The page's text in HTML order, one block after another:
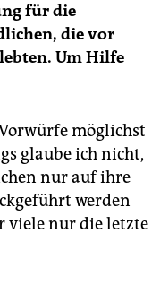
für die
die vor
Um Hilfe
möglichst
glaube ich nicht,
nur auf ihre
werden
viele nur die letzte